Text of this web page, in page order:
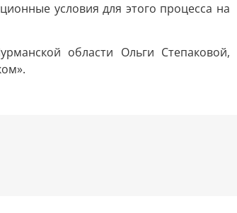
условия для этого процесса на
области Ольги Степаковой,